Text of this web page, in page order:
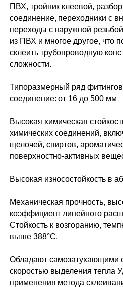
ПВХ, тройник клеевой,
соединение, переходники с
переходы с наружной
из ПВХ и многое другое, что
склеить трубопроводную
сложности.
Типоразмерный ряд
соединение: от 16 до 500 мм
Высокая химическая
химических соединений,
щелочей, спиртов,
поверхностно-активных
Высокая износостойкость в
Механическая прочность,
коэффициент линейного
Стойкость к возгоранию,
выше 388°С.
Обладают самозатухающими
скоростью выделения тепла
применения метода